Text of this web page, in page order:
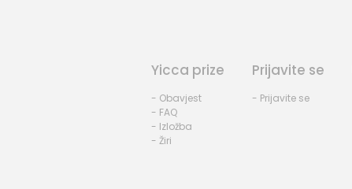
Yicca prize
- Obavjest
- FAQ
- Izložba
- Žiri
Prijavite se
- Prijavite se